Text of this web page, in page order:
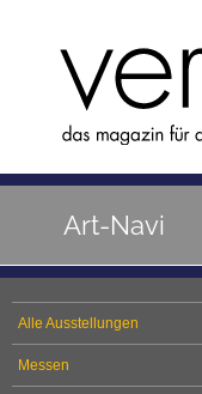
Art-Navi
Alle Ausstellungen
Messen